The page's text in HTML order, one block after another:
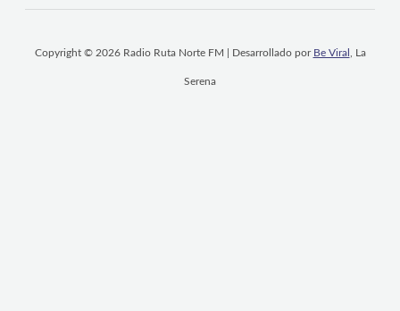
Copyright © 2026 Radio Ruta Norte FM | Desarrollado por Be Viral , La
Serena